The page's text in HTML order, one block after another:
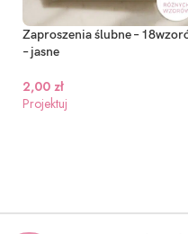
Zaproszenia ślubne –
– jasne
2,00 zł
Projektuj